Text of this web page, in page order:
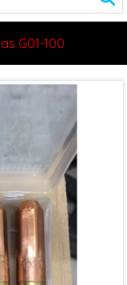
G01-100